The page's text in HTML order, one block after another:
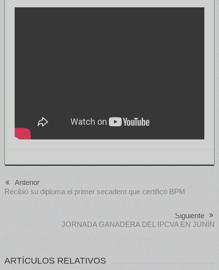
Anterior
Recibió su diploma el primer secadero que certificó BPM
Siguiente
JORNADA GANADERA DEL IPCVA EN JUNÍN
ARTÍCULOS RELATIVOS